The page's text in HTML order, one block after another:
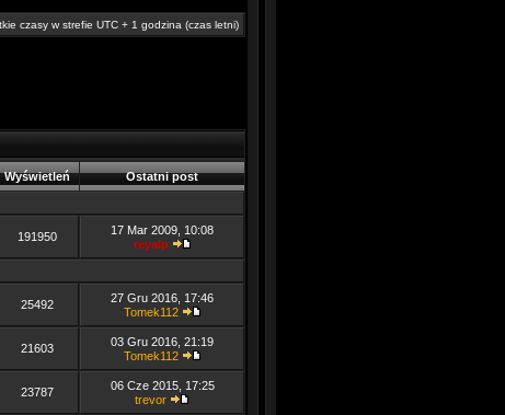
czasy w strefie UTC + 1 godzina (czas letni)
Wyświetleń Ostatni post
191950
17 Mar 2009, 10:08
reyalp
25492
27 Gru 2016, 17:46
Tomek112
21603
03 Gru 2016, 21:19
Tomek112
23787
06 Cze 2015, 17:25
trevor